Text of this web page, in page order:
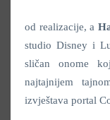
od realizacije, a
studio Disney i
sličan onome
najtajnijem
izvještava portal